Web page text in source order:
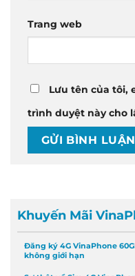
Trang web
Lưu tên của tôi,
trình duyệt này cho
Khuyến Mãi
Đăng ký 4G VinaPhone
không giới hạn